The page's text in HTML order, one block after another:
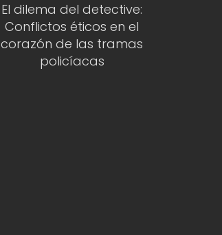
El dilema del detective:
Conflictos éticos en el
corazón de las tramas
policíacas